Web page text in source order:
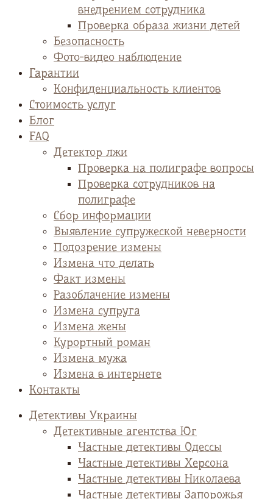
внедрением сотрудника
Проверка образа жизни детей
Безопасность
Фото-видео наблюдение
Гарантии
Конфиденциальность клиентов
Стоимость услуг
Блог
FAQ
Детектор лжи
Проверка на полиграфе вопросы
Проверка сотрудников на
полиграфе
Сбор информации
Выявление супружеской неверности
Подозрение измены
Измена что делать
Факт измены
Разоблачение измены
Измена супруга
Измена жены
Курортный роман
Измена мужа
Измена в интернете
Контакты
Детективы Украины
Детективные агентства Юг
Частные детективы Одессы
Частные детективы Херсона
Частные детективы Николаева
Частные детективы Запорожья